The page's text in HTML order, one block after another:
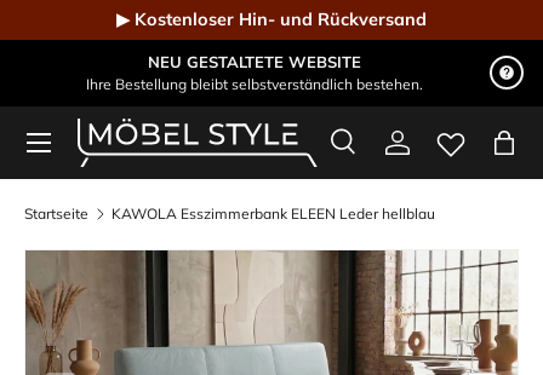
Direkt zum Inhalt
▶ Kostenloser Hin- und Rückversand
NEU GESTALTETE WEBSITE
Ihre Bestellung bleibt selbstverständlich bestehen.
Möbel Style - Der Online-Shop für Designmöbel
Suchen
SucheEinloggen
Menü
Startseite KAWOLA Esszimmerbank ELEEN Leder hellblau